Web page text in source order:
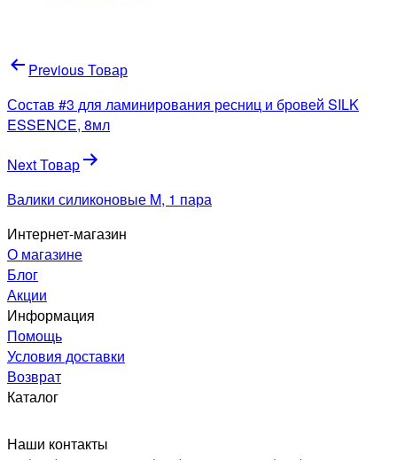
Навигация
по
записям
Previous Товар
Состав #3 для ламинирования ресниц и бровей SILK
ESSENCE, 8мл
Next Товар
Валики силиконовые M, 1 пара
Интернет-магазин
О магазине
Блог
Акции
Информация
Помощь
Условия доставки
Возврат
Каталог
Наши контакты